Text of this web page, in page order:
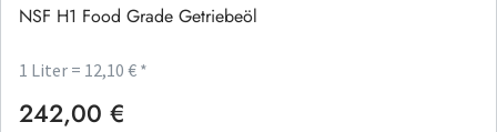
NSF H1 Food Grade Getriebeöl
1 Liter = 12,10 € *
Regulärer Preis:
242,00 €